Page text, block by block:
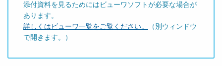
添付資料を見るためにはビューワソフトが必要な場合が
あります。
詳しくはビューワ一覧をご覧ください。
（別ウィンドウ
で開きます。）